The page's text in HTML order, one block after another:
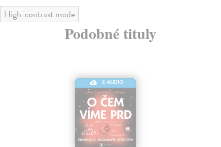
High-contrast mode
Podobné tituly
E-AUDIO